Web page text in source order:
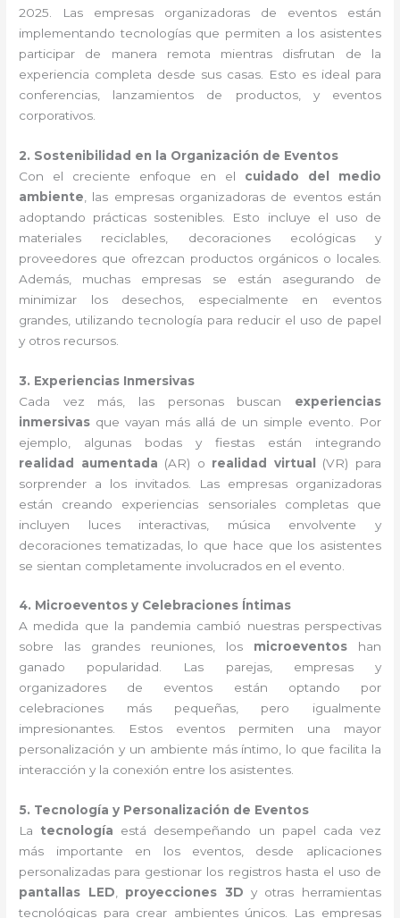
2025. Las empresas organizadoras de eventos están
implementando tecnologías que permiten a los asistentes
participar de manera remota mientras disfrutan de la
experiencia completa desde sus casas. Esto es ideal para
conferencias, lanzamientos de productos, y eventos
corporativos.
2. Sostenibilidad en la Organización de Eventos
Con el creciente enfoque en el cuidado del medio
ambiente , las empresas organizadoras de eventos están
adoptando prácticas sostenibles. Esto incluye el uso de
materiales reciclables, decoraciones ecológicas y
proveedores que ofrezcan productos orgánicos o locales.
Además, muchas empresas se están asegurando de
minimizar los desechos, especialmente en eventos
grandes, utilizando tecnología para reducir el uso de papel
y otros recursos.
3. Experiencias Inmersivas
Cada vez más, las personas buscan experiencias
inmersivas que vayan más allá de un simple evento. Por
ejemplo, algunas bodas y fiestas están integrando
realidad aumentada (AR) o realidad virtual (VR) para
sorprender a los invitados. Las empresas organizadoras
están creando experiencias sensoriales completas que
incluyen luces interactivas, música envolvente y
decoraciones tematizadas, lo que hace que los asistentes
se sientan completamente involucrados en el evento.
4. Microeventos y Celebraciones Íntimas
A medida que la pandemia cambió nuestras perspectivas
sobre las grandes reuniones, los microeventoshan
ganado popularidad. Las parejas, empresas y
organizadores de eventos están optando por
celebraciones más pequeñas, pero igualmente
impresionantes. Estos eventos permiten una mayor
personalización y un ambiente más íntimo, lo que facilita la
interacción y la conexión entre los asistentes.
5. Tecnología y Personalización de Eventos
La tecnología está desempeñando un papel cada vez
más importante en los eventos, desde aplicaciones
personalizadas para gestionar los registros hasta el uso de
pantallas LED, proyecciones 3D y otras herramientas
tecnológicas para crear ambientes únicos. Las empresas